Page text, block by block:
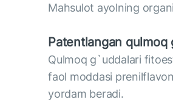
Mahsulot ayolning
Patentlangan
Qulmoq g`uddalari
faol moddasi
yordam beradi.